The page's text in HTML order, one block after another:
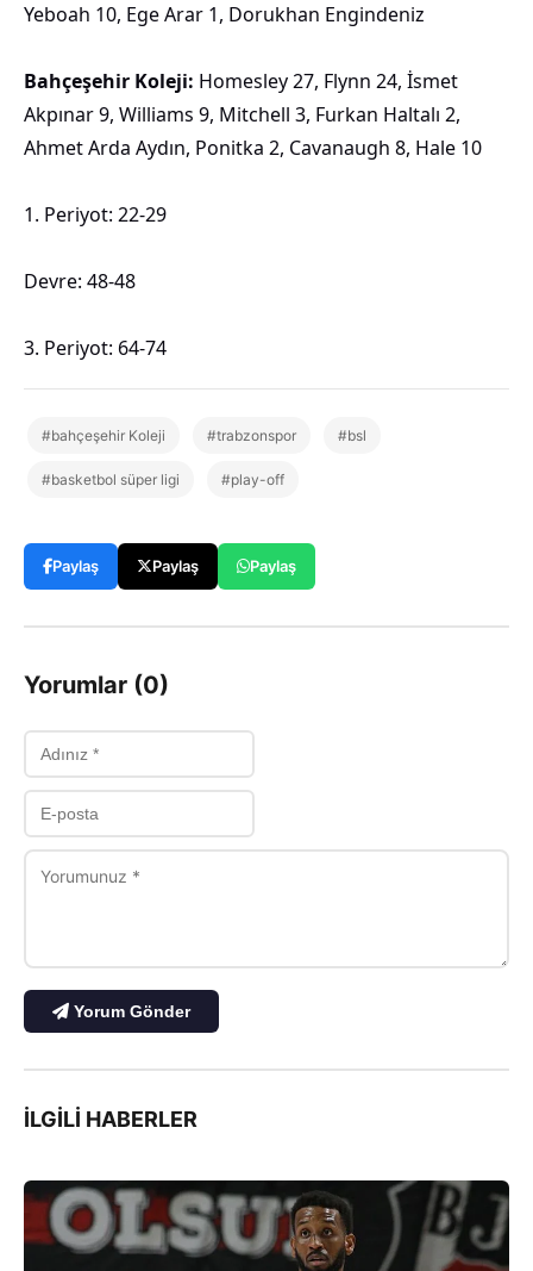
Yeboah 10, Ege Arar 1, Dorukhan Engindeniz
Bahçeşehir Koleji: Homesley 27, Flynn 24, İsmet
Akpınar 9, Williams 9, Mitchell 3, Furkan Haltalı 2,
Ahmet Arda Aydın, Ponitka 2, Cavanaugh 8, Hale 10
1. Periyot: 22-29
Devre: 48-48
3. Periyot: 64-74
#bahçeşehir Koleji #trabzonspor #bsl
#basketbol süper ligi #play-off
Paylaş Paylaş Paylaş
Yorumlar (0)
Yorum Gönder
İLGILI HABERLER